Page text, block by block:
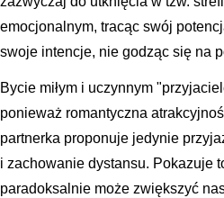
emocjonalnym, tracąc swój
swoje intencje, nie godząc się na
Bycie miłym i uczynnym
ponieważ romantyczna
partnerka proponuje jedynie
i zachowanie dystansu. Pokazuje
paradoksalnie może zwiększyć